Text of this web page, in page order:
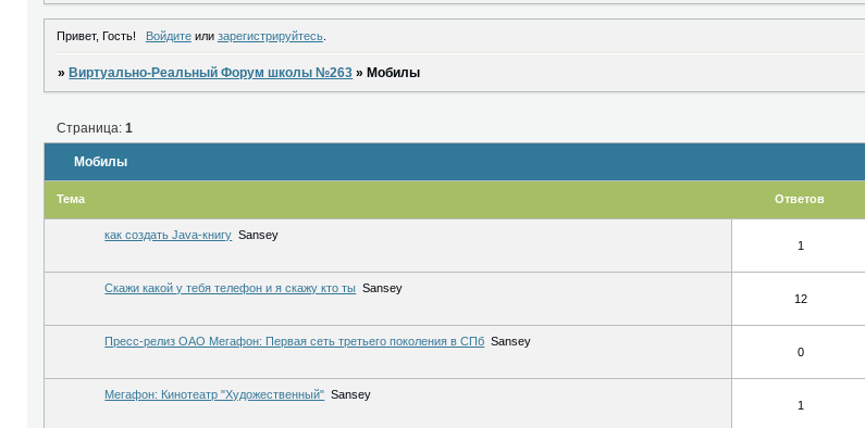
Привет, Гость! Войдитеили зарегистрируйтесь.
» Виртуально-Реальный Форум школы №263 » Мобилы
Мобилы
Страница:1
Тема Ответов
как создать Java-книгу Sansey
1
Скажи какой у тебя телефон и я скажу кто ты Sansey
12
Пресс-релиз ОАО Мегафон: Первая сеть третьего поколения в СПб Sansey
0
Мегафон: Кинотеатр "Художественный" Sansey
1